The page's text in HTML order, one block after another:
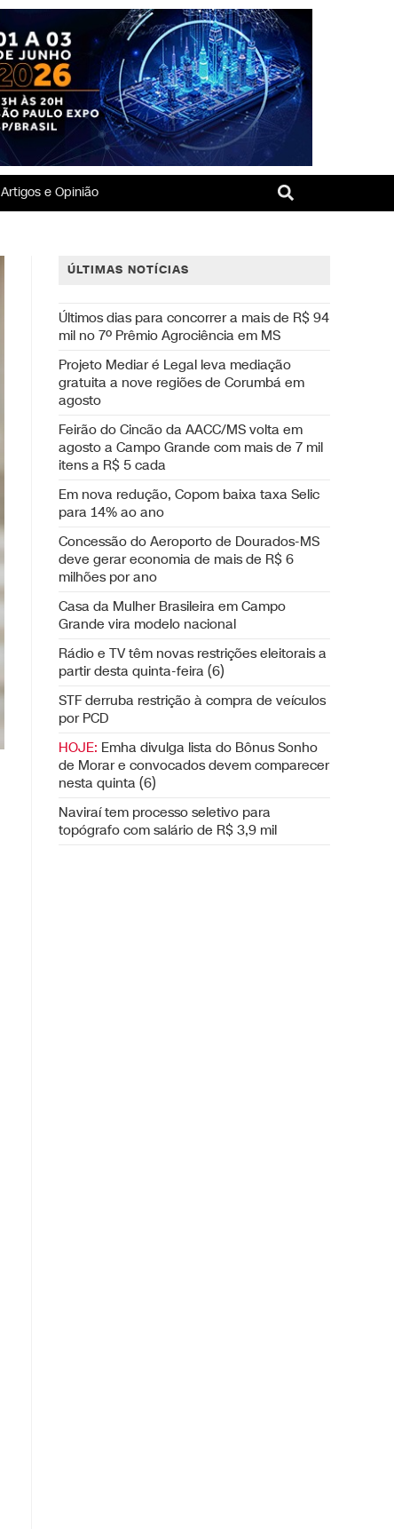
Artigos e Opinião
ÚLTIMAS NOTÍCIAS
Últimos dias para concorrer a mais de R$ 94
mil no 7º Prêmio Agrociência em MS
Projeto Mediar é Legal leva mediação
gratuita a nove regiões de Corumbá em
agosto
Feirão do Cincão da AACC/MS volta em
agosto a Campo Grande com mais de 7 mil
itens a R$ 5 cada
Em nova redução, Copom baixa taxa Selic
para 14% ao ano
Concessão do Aeroporto de Dourados-MS
deve gerar economia de mais de R$ 6
milhões por ano
Casa da Mulher Brasileira em Campo
Grande vira modelo nacional
Rádio e TV têm novas restrições eleitorais a
partir desta quinta-feira (6)
STF derruba restrição à compra de veículos
por PCD
HOJE: Emha divulga lista do Bônus Sonho
de Morar e convocados devem comparecer
nesta quinta (6)
Naviraí tem processo seletivo para
topógrafo com salário de R$ 3,9 mil